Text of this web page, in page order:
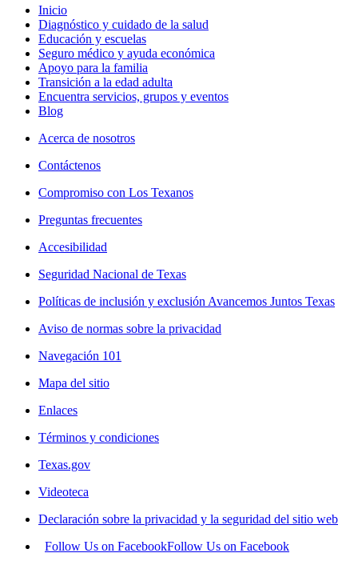
Inicio
Diagnóstico y cuidado de la salud
Educación y escuelas
Seguro médico y ayuda económica
Apoyo para la familia
Transición a la edad adulta
Encuentra servicios, grupos y eventos
Blog
Acerca de nosotros
Contáctenos
Compromiso con Los Texanos
Preguntas frecuentes
Accesibilidad
Seguridad Nacional de Texas
Políticas de inclusión y exclusión Avancemos Juntos Texas
Aviso de normas sobre la privacidad
Navegación 101
Mapa del sitio
Enlaces
Términos y condiciones
Texas.gov
Videoteca
Declaración sobre la privacidad y la seguridad del sitio web
Follow Us on FacebookFollow Us on Facebook